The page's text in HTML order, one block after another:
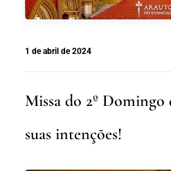
1 de abril de 2024
Missa do 2º Domingo
suas intenções!